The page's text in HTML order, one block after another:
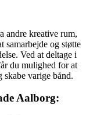
andre kreative rum,
samarbejde og støtte
Ved at deltage i
du mulighed for at
skabe varige bånd.
Aalborg: